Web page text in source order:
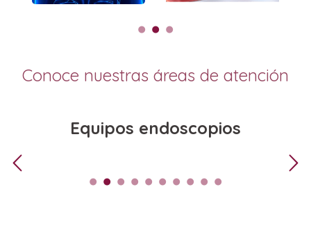
Conoce nuestras áreas de atención
Equipos endoscopios